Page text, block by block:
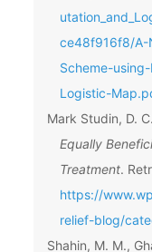
ce48f916f8/A-
Scheme-
Logistic-
Mark Studin, D.
Equally
Treatment.
https://
relief-blog/
Shahin, M. M.,